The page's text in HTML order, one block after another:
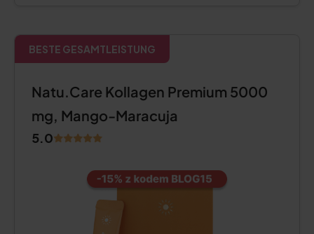
BESTE GESAMTLEISTUNG
Natu.Care Kollagen Premium 5000
mg, Mango-Maracuja
5.0